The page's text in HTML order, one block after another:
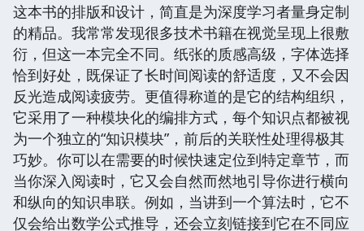
这本书的排版和设计，简直是为深度学习者量身定制
的精品。我常常发现很多技术书籍在视觉呈现上很敷
衍，但这一本完全不同。纸张的质感高级，字体选择
恰到好处，既保证了长时间阅读的舒适度，又不会因
反光造成阅读疲劳。更值得称道的是它的结构组织，
它采用了一种模块化的编排方式，每个知识点都被视
为一个独立的“知识模块”，前后的关联性处理得极其
巧妙。你可以在需要的时候快速定位到特定章节，而
当你深入阅读时，它又会自然而然地引导你进行横向
和纵向的知识串联。例如，当讲到一个算法时，它不
仅会给出数学公式推导，还会立刻链接到它在不同应